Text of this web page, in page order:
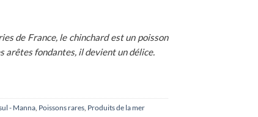
de France, le chinchard est un poisson
arêtes fondantes, il devient un délice.
- Manna Poissons rares Produits de la mer